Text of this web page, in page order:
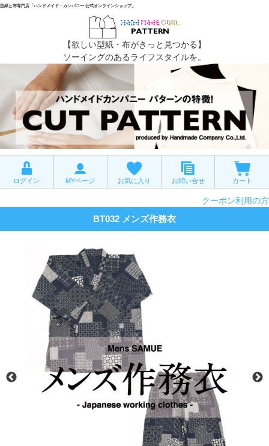
型紙と布専門店「ハンドメイド・カンパニー 公式オンラインショップ」
【欲しい型紙・布がきっと見つかる】
ソーイングのあるライフスタイルを。
ログイン MYページ お気に入り お問い合せ カート
クーポン利用の方
BT032 メンズ作務衣